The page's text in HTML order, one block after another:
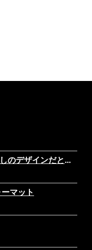
1行分しか想定されていない見出しのデザインだと文字がはみ出してしまってあら大変。ものすごく長い日本語のタイトルが付いた記事の表示テストです。複数行になっても問題ないデザインだといいですね。あと前後の記事へのリンクを出力している場合や、パンくずリストを実装している場合なども表示にズレがないか確認しておきましょう。
マット